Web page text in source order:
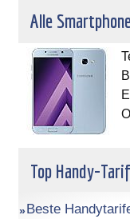
Alle
Top Handy-
Beste